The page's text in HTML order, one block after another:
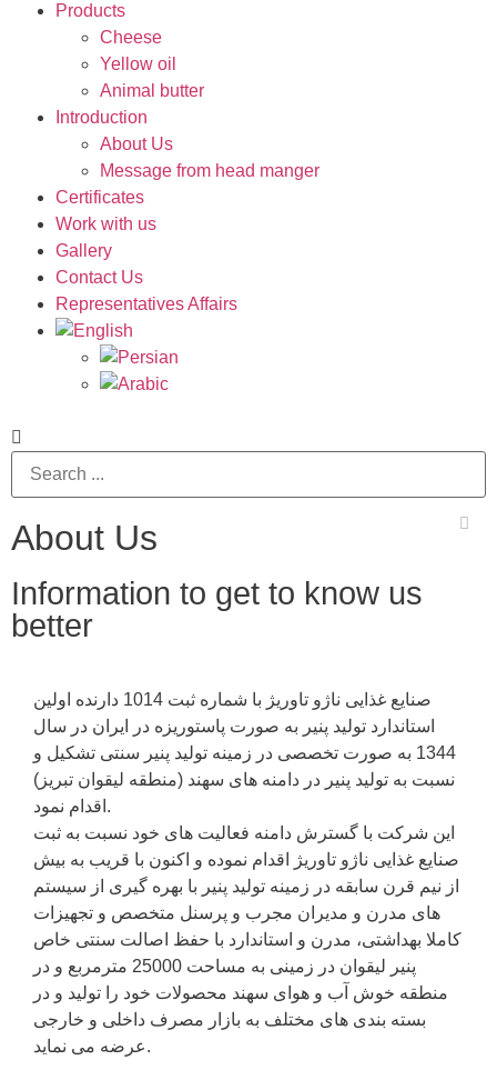
Products
Cheese
Yellow oil
Animal butter
Introduction
About Us
Message from head manger
Certificates
Work with us
Gallery
Contact Us
Representatives Affairs
About Us
Information to get to know us
better
صنایع غذایی ناژو تاوریژ با شماره ثبت 1014 دارنده اولین
استاندارد تولید پنیر به صورت پاستوریزه در ایران در سال
1344 به صورت تخصصی در زمینه تولید پنیر سنتی تشکیل و
نسبت به تولید پنیر در دامنه های سهند (منطقه لیقوان تبریز)
اقدام نمود.
این شرکت با گسترش دامنه فعالیت های خود نسبت به ثبت
صنایع غذایی ناژو تاوریژ اقدام نموده و اکنون با قریب به بیش
از نیم قرن سابقه در زمینه تولید پنیر با بهره گیری از سیستم
های مدرن و مدیران مجرب و پرسنل متخصص و تجهیزات
کاملا بهداشتی، مدرن و استاندارد با حفظ اصالت سنتی خاص
پنیر لیقوان در زمینی به مساحت 25000 مترمربع و در
منطقه خوش آب و هوای سهند محصولات خود را تولید و در
بسته بندی های مختلف به بازار مصرف داخلی و خارجی
عرضه می نماید.